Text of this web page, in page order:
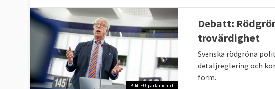
Bild: EU-parlamentet
Debatt:
trovärdighet
Svenska rödgröna
detaljreglering och
form.